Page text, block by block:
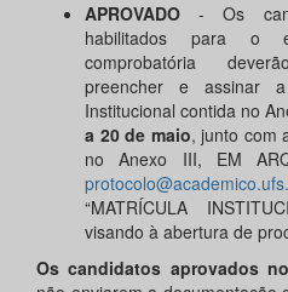
APROVADO- Os
habilitados para o
comprobatória
preencher e assinar
Institucional contida no
a 20 de maio, junto com
no Anexo III, EM
“MATRÍCULA
visando à abertura de
Os candidatos aprovados